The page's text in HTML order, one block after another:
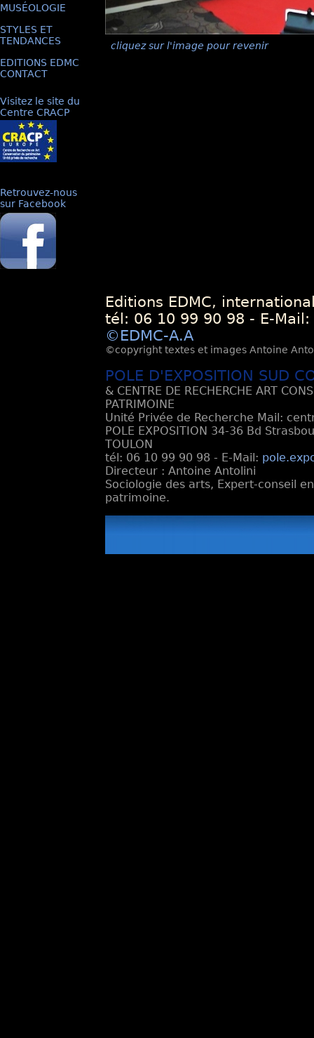
MUSÉOLOGIE
STYLES ET
TENDANCES
EDITIONS EDMC
CONTACT
Visitez le site du
Centre CRACP
Retrouvez-nous
sur Facebook
cliquez sur l'image pour revenir
Editions EDMC,
tél: 06 10 99 90 98 - E-Mail:
©EDMC-A.A
©copyright textes et images Antoine
POLE D'EXPOSITION SUD
& CENTRE DE RECHERCHE ART
PATRIMOINE
Unité Privée de Recherche Mail:
POLE EXPOSITION 34-36 Bd
TOULON
tél: 06 10 99 90 98 - E-Mail:
Directeur : Antoine Antolini
Sociologie des arts, Expert-conseil
patrimoine.